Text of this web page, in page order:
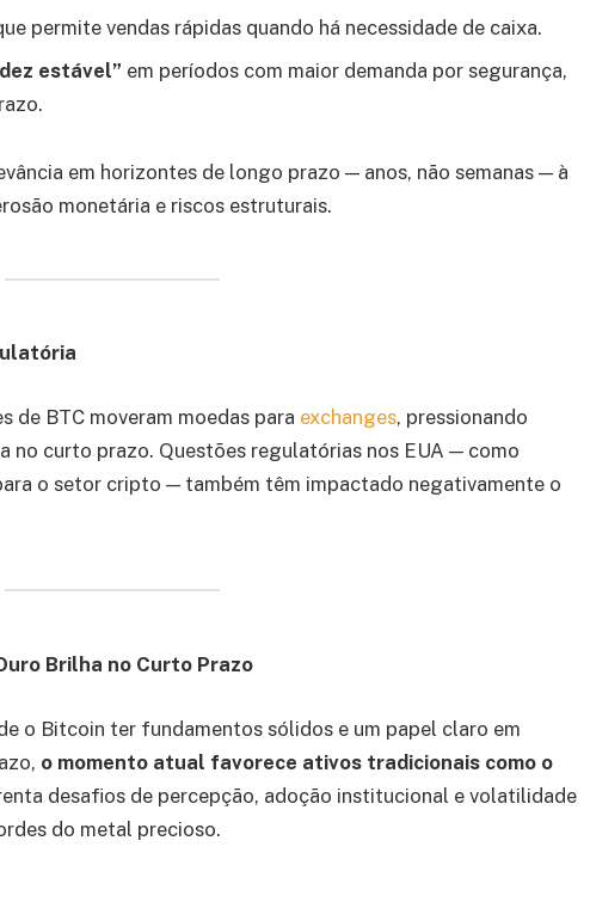
permite vendas rápidas quando há necessidade de caixa.
estável” em períodos com maior demanda por segurança,
em horizontes de longo prazo — anos, não semanas — à
monetária e riscos estruturais.
de BTC moveram moedas para exchanges, pressionando
no curto prazo. Questões regulatórias nos EUA — como
o setor cripto — também têm impactado negativamente o
Brilha no Curto Prazo
o Bitcoin ter fundamentos sólidos e um papel claro em
o momento atual favorece ativos tradicionais como o
desafios de percepção, adoção institucional e volatilidade
do metal precioso.